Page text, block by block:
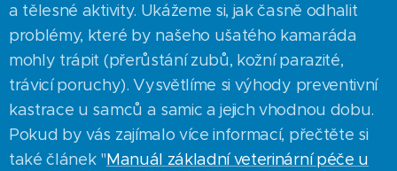
a tělesné aktivity. Ukážeme si, jak časně odhalit
problémy, které by našeho ušatého kamaráda
mohly trápit (přerůstání zubů, kožní parazité,
trávicí poruchy). Vysvětlíme si výhody preventivní
kastrace u samců a samic a jejich vhodnou dobu.
Pokud by vás zajímalo více informací, přečtěte si
také článek "Manuál základní veterinární péče u